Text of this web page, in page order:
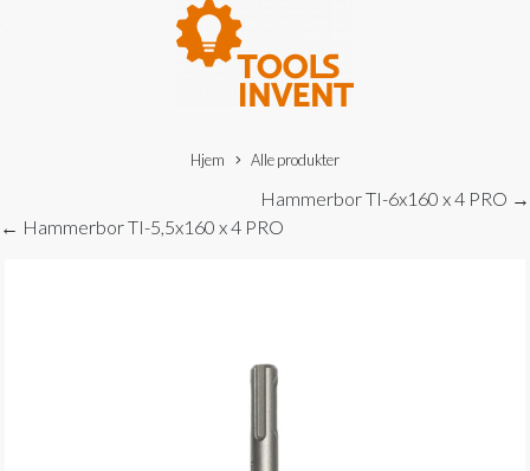
Hjem Alle produkter
Hammerbor TI-6x160 x 4 PRO →
← Hammerbor TI-5,5x160 x 4 PRO